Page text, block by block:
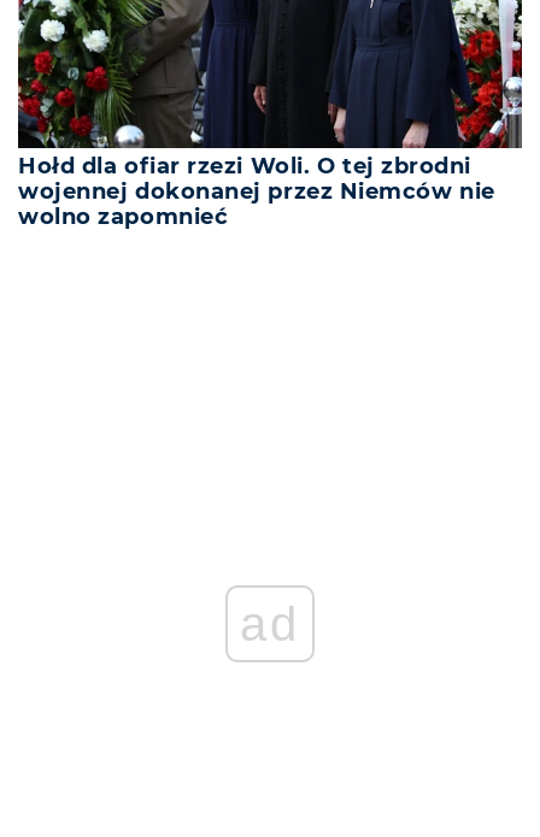
Hołd dla ofiar rzezi Woli. O tej zbrodni
wojennej dokonanej przez Niemców nie
wolno zapomnieć